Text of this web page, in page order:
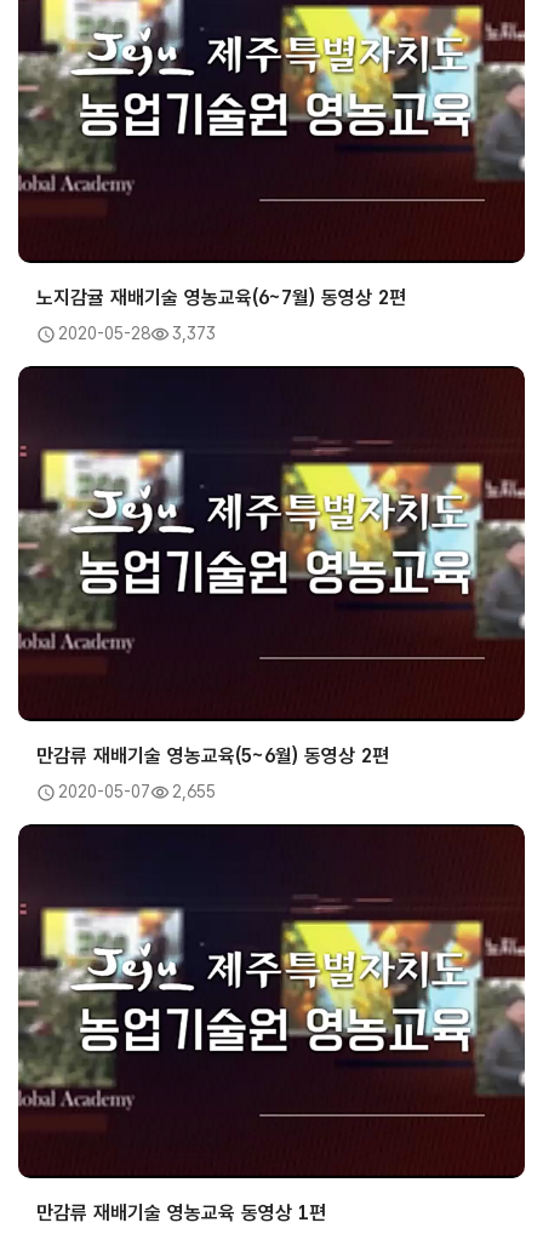
노지감귤 재배기술 영농교육(6~7월) 동영상 2편
2020-05-28 3,373
만감류 재배기술 영농교육(5~6월) 동영상 2편
2020-05-07 2,655
만감류 재배기술 영농교육 동영상 1편